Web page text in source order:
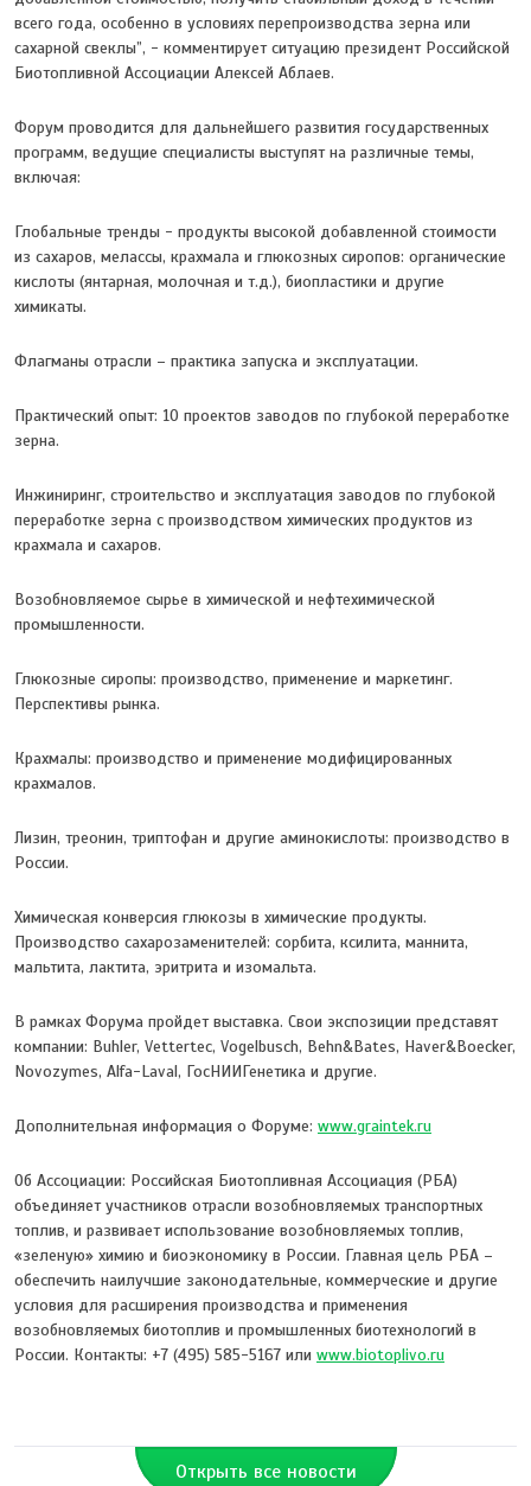
всего года, особенно в условиях перепроизводства зерна или
сахарной свеклы”, - комментирует ситуацию президент Российской
Биотопливной Ассоциации Алексей Аблаев.
Форум проводится для дальнейшего развития государственных
программ, ведущие специалисты выступят на различные темы,
включая:
Глобальные тренды - продукты высокой добавленной стоимости
из сахаров, мелассы, крахмала и глюкозных сиропов: органические
кислоты (янтарная, молочная и т.д.), биопластики и другие
химикаты.
Флагманы отрасли – практика запуска и эксплуатации.
Практический опыт: 10 проектов заводов по глубокой переработке
зерна.
Инжиниринг, строительство и эксплуатация заводов по глубокой
переработке зерна с производством химических продуктов из
крахмала и сахаров.
Возобновляемое сырье в химической и нефтехимической
промышленности.
Глюкозные сиропы: производство, применение и маркетинг.
Перспективы рынка.
Крахмалы: производство и применение модифицированных
крахмалов.
Лизин, треонин, триптофан и другие аминокислоты: производство в
России.
Химическая конверсия глюкозы в химические продукты.
Производство сахарозаменителей: сорбита, ксилита, маннита,
мальтита, лактита, эритрита и изомальта.
В рамках Форума пройдет выставка. Свои экспозиции представят
компании: Buhler, Vetterteс, Vogelbusch, Behn&Bates, Haver&Boecker,
Novozymes, Alfa-Laval, ГосНИИГенетика и другие.
Дополнительная информация о Форуме: www.graintek.ru
Об Ассоциации: Российская Биотопливная Ассоциация (РБА)
объединяет участников отрасли возобновляемых транспортных
топлив, и развивает использование возобновляемых топлив,
«зеленую» химию и биоэкономику в России. Главная цель РБА –
обеспечить наилучшие законодательные, коммерческие и другие
условия для расширения производства и применения
возобновляемых биотоплив и промышленных биотехнологий в
России. Контакты: +7 (495) 585-5167 или www.biotoplivo.ru
Открыть все новости